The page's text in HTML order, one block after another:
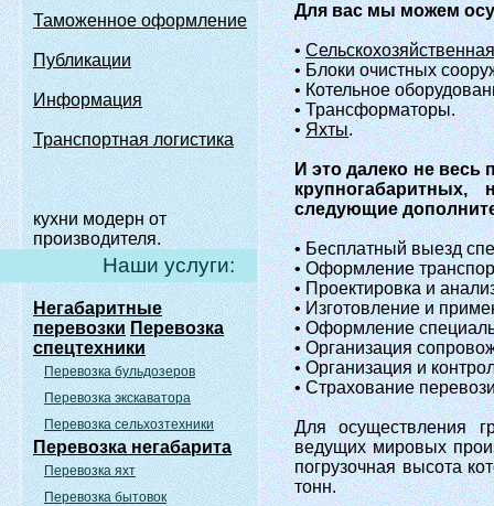
Таможенное оформление
Публикации
Информация
Транспортная логистика
кухни модерн от
производителя.
Наши услуги:
Негабаритные
перевозки Перевозка
спецтехники
Перевозка бульдозеров
Перевозка экскаватора
Перевозка сельхозтехники
Перевозка негабарита
Перевозка яхт
Перевозка бытовок
Для вас мы можем
•Сельскохозяйственная
• Блоки очистных
• Котельное
• Трансформаторы.
•Яхты.
И это далеко не весь
следующие
• Бесплатный выезд
• Оформление
• Проектировка и
• Изготовление и
• Оформление
• Организация
• Организация и
• Страхование
Для осуществления
ведущих мировых
погрузочная высота
тонн.